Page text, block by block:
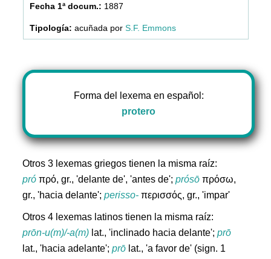
1887
acuñada por S.F. Emmons
Forma del lexema en español:
protero
Otros 3 lexemas griegos tienen la misma raíz:
pró πρό, gr., 'delante de', 'antes de';prósō πρόσω,
gr., 'hacia delante';perisso- περισσός, gr., 'impar'
Otros 4 lexemas latinos tienen la misma raíz:
prōn-u(m)/-a(m) lat., 'inclinado hacia delante';prō
lat., 'hacia adelante';prō lat., 'a favor de' (sign. 1